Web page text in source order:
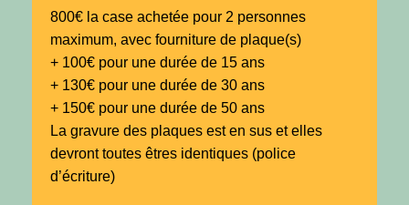
800€ la case achetée pour 2 personnes
maximum, avec fourniture de plaque(s)
+ 100€ pour une durée de 15 ans
+ 130€ pour une durée de 30 ans
+ 150€ pour une durée de 50 ans
La gravure des plaques est en sus et elles
devront toutes êtres identiques (police
d’écriture)